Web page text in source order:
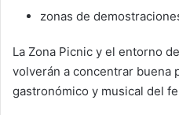
zonas de
La Zona Picnic y el entorno
volverán a concentrar buena
gastronómico y musical del